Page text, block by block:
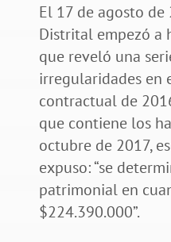
El 17 de agosto
Distrital empezó a
que reveló una
irregularidades en
contractual de
que contiene los
octubre de 2017,
expuso: “se
patrimonial en
$224.390.000”.